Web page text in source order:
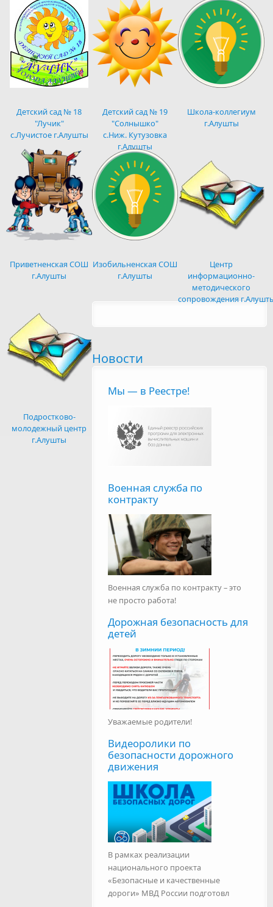
Детский сад № 18
"Лучик"
с.Лучистое г.Алушты
Детский сад № 19
"Солнышко"
с.Ниж. Кутузовка
г.Алушты
Школа-коллегиум
г.Алушты
Приветненская СОШ
г.Алушты
Изобильненская СОШ
г.Алушты
Центр
информационно-
методического
сопровождения
Подростково-
молодежный центр
г.Алушты
Новости
Мы — в Реестре!
Военная служба по
контракту
Военная служба по контракту – это
не просто работа!
Дорожная безопасность для
детей
Уважаемые родители!
Видеоролики по
безопасности дорожного
движения
В рамках реализации
национального проекта
«Безопасные и качественные
дороги» МВД России подготовл